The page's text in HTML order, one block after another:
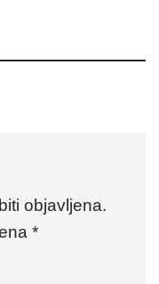
objavljena.
*